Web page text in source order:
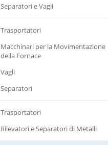
Separatori e Vagli
Trasportatori
Macchinari per la Movimentazione
della Fornace
Vagli
Separatori
Trasportatori
Rilevatori e Separatori di Metalli